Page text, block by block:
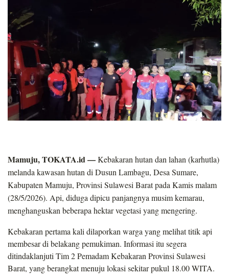
Mamuju, TOKATA.id —Kebakaran hutan dan lahan (karhutla)
melanda kawasan hutan di Dusun Lambagu, Desa Sumare,
Kabupaten Mamuju, Provinsi Sulawesi Barat pada Kamis malam
(28/5/2026). Api, diduga dipicu panjangnya musim kemarau,
menghanguskan beberapa hektar vegetasi yang mengering.
Kebakaran pertama kali dilaporkan warga yang melihat titik api
membesar di belakang pemukiman. Informasi itu segera
ditindaklanjuti Tim 2 Pemadam Kebakaran Provinsi Sulawesi
Barat, yang berangkat menuju lokasi sekitar pukul 18.00 WITA.